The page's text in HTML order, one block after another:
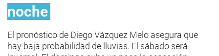
noche
El pronóstico de Diego Vázquez Melo asegura que
hay baja probabilidad de lluvias. El sábado será